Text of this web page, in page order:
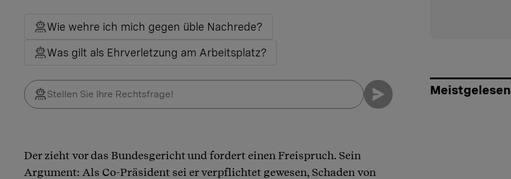
Wie wehre ich mich gegen üble Nachrede?
Was gilt als Ehrverletzung am Arbeitsplatz?
Der zieht vor das Bundesgericht und fordert einen Freispruch. Sein
Argument: Als Co-Präsident sei er verpflichtet gewesen, Schaden von
Meistgelesen